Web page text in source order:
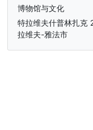
博物馆与文化
特拉维夫什普林扎克
拉维夫-雅法市